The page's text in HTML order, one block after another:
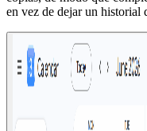
en vez de dejar un historial